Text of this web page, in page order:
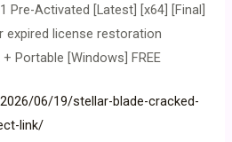
Pre-Activated [Latest] [x64] [Final]
expired license restoration
Portable [Windows] FREE
06/19/stellar-blade-cracked-
link/